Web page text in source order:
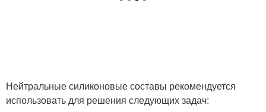
Нейтральные силиконовые составы рекомендуется
использовать для решения следующих задач: